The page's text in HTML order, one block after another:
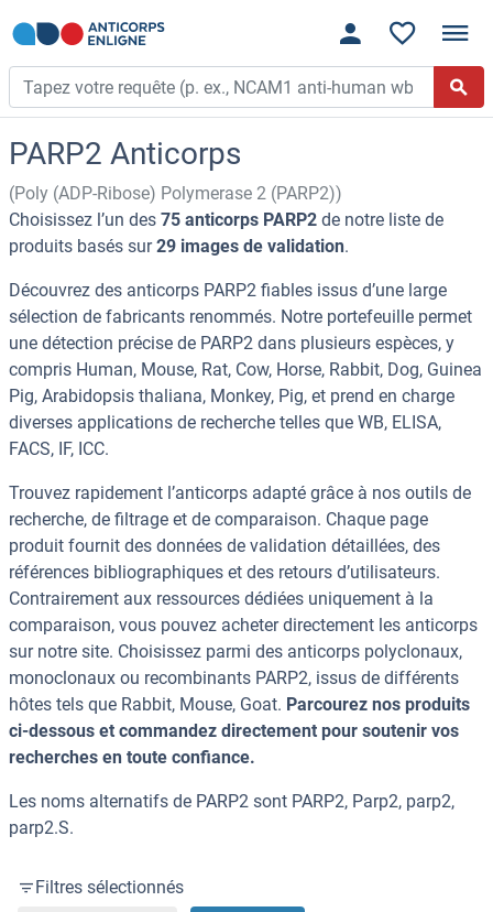
PARP2 Anticorps
(Poly (ADP-Ribose) Polymerase 2 (PARP2))
Choisissez l’un des 75 anticorps PARP2 de notre liste de
produits basés sur29 images de validation.
Découvrez des anticorps PARP2 fiables issus d’une large
sélection de fabricants renommés. Notre portefeuille permet
une détection précise de PARP2 dans plusieurs espèces, y
compris Human, Mouse, Rat, Cow, Horse, Rabbit, Dog, Guinea
Pig, Arabidopsis thaliana, Monkey, Pig, et prend en charge
diverses applications de recherche telles que WB, ELISA,
FACS, IF, ICC.
Trouvez rapidement l’anticorps adapté grâce à nos outils de
recherche, de filtrage et de comparaison. Chaque page
produit fournit des données de validation détaillées, des
références bibliographiques et des retours d’utilisateurs.
Contrairement aux ressources dédiées uniquement à la
comparaison, vous pouvez acheter directement les anticorps
sur notre site. Choisissez parmi des anticorps polyclonaux,
monoclonaux ou recombinants PARP2, issus de différents
hôtes tels que Rabbit, Mouse, Goat. Parcourez nos produits
ci-dessous et commandez directement pour soutenir vos
recherches en toute confiance.
Les noms alternatifs de PARP2 sont PARP2, Parp2, parp2,
parp2.S.
Filtres sélectionnés